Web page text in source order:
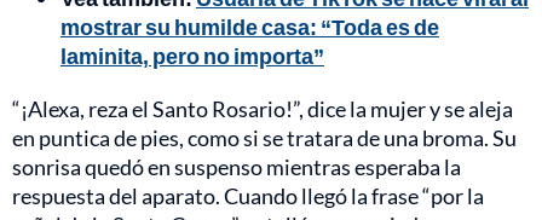
mostrar su humilde casa: “Toda es de
laminita, pero no importa”
“¡Alexa, reza el Santo Rosario!”, dice la mujer y se aleja
en puntica de pies, como si se tratara de una broma. Su
sonrisa quedó en suspenso mientras esperaba la
respuesta del aparato. Cuando llegó la frase “por la